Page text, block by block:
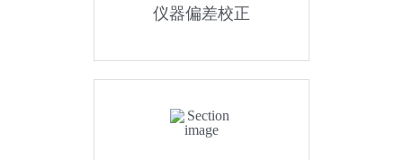
仪器偏差校正